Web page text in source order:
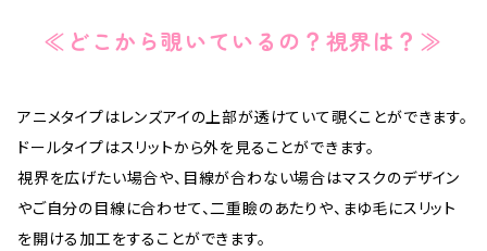
≪どこから覗いているの？視界は？≫
アニメタイプはレンズアイの上部が透けていて覗くことができます。
ドールタイプはスリットから外を見ることができます。
視界を広げたい場合や、目線が合わない場合はマスクのデザイン
やご自分の目線に合わせて、二重瞼のあたりや、まゆ毛にスリット
を開ける加工をすることができます。